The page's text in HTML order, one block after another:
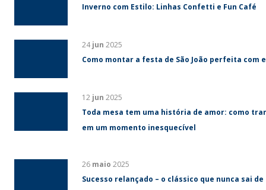
Inverno com Estilo: Linhas Confetti e Fun Café
24jun 2025
Como montar a festa de São João perfeita com
12 jun 2025
Toda mesa tem uma história de amor: como
em um momento inesquecível
26 maio 2025
Sucesso relançado – o clássico que nunca sai de